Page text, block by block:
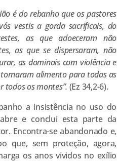
é do rebanho que os pastores
vestis a gorda sacrificais, do
as que adoeceram não
as que se dispersaram, não
as dominais com violência e
alimento para todas as
todos os montes”. (Ez 34,2-6).
a insistência no uso do
e conclui esta parte da
Encontra-se abandonado e,
que, sem proteção, agora,
os anos vividos no exílio